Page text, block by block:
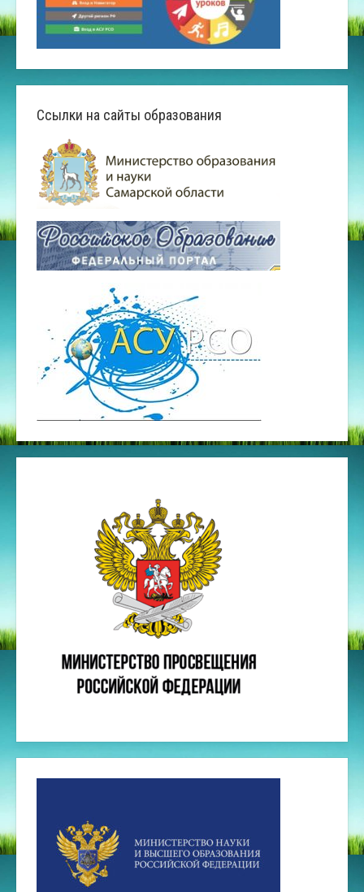
Ссылки на сайты образования